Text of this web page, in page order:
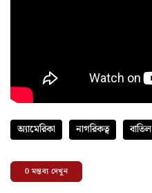
অ্যামেরিকা নাগরিকত্ব বাতিল
0মন্তব্য দেখুন